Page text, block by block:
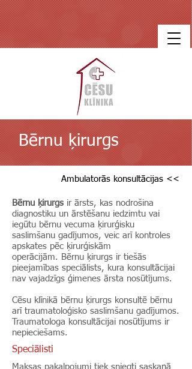
Bērnu ķirurgs
Ambulatorās konsultācijas <<
Bērnu ķirurgs ir ārsts, kas nodrošina
diagnostiku un ārstēšanu iedzimtu vai
iegūtu bērnu vecuma ķirurģisku
saslimšanu gadījumos, veic arī kontroles
apskates pēc ķirurģiskām
operācijām. Bērnu ķirurgs ir tiešās
pieejamības speciālists, kura konsultācijai
nav vajadzīgs ģimenes ārsta nosūtījums.
Cēsu klīnikā bērnu ķirurgs konsultē bērnu
arī traumatoloģisko saslimšanu gadījumos.
Traumatologa konsultācijai nosūtījums ir
nepieciešams.
Speciālisti
​Maksas pakalpojumi tiek sniegti saskaņā